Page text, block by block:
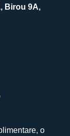
Birou 9A,
o